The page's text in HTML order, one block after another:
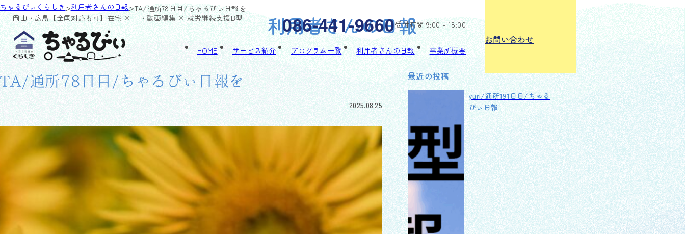
岡山・広島【全国対応も可】在宅 × IT・動画編集 × 就労継続支援B型 086-441-9660受付時間 9:00 - 18:00
HOME サービス紹介 プログラム一覧 利用者さんの日報 事業所概要
お問い合わせ
ちゃるびぃくらしき>利用者さんの日報>TA/通所78日目/ちゃるびぃ日報を
利用者さんの日報
TA/通所78日目/ちゃるびぃ日報を
2025.08.25
最近の投稿
yuri/通所191日目/ちゃる
びぃ日報